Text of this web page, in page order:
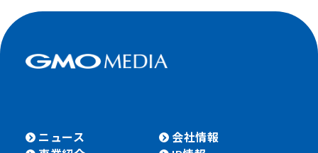
ニュース
会社情報